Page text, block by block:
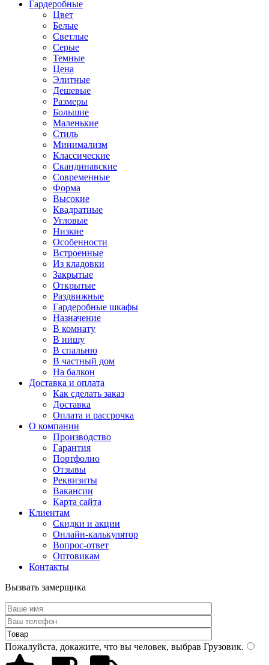
Гардеробные
Цвет
Белые
Светлые
Серые
Темные
Цена
Элитные
Дешевые
Размеры
Большие
Маленькие
Стиль
Минимализм
Классические
Скандинавские
Современные
Форма
Высокие
Квадратные
Угловые
Низкие
Особенности
Встроенные
Из кладовки
Закрытые
Открытые
Раздвижные
Гардеробные шкафы
Назначение
В комнату
В нишу
В спальню
В частный дом
На балкон
Доставка и оплата
Как сделать заказ
Доставка
Оплата и рассрочка
О компании
Производство
Гарантия
Портфолио
Отзывы
Реквизиты
Вакансии
Карта сайта
Клиентам
Скидки и акции
Онлайн-калькулятор
Вопрос-ответ
Оптовикам
Контакты
Вызвать замерщика
Пожалуйста, докажите, что вы человек, выбрав Грузовик.